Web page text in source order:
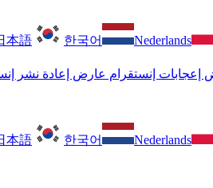
本語 한국어 Nederlands
إعجابات إنستقرام عارض إعادة نشر
本語 한국어 Nederlands